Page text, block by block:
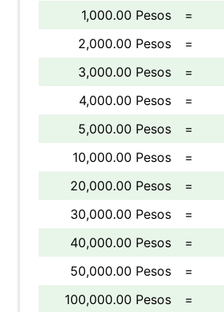
1,000.00 Pesos =
2,000.00 Pesos
=
3,000.00 Pesos
=
4,000.00 Pesos
=
5,000.00 Pesos
=
10,000.00 Pesos
=
20,000.00 Pesos
=
30,000.00 Pesos
=
40,000.00 Pesos
=
50,000.00 Pesos
=
100,000.00 Pesos
=